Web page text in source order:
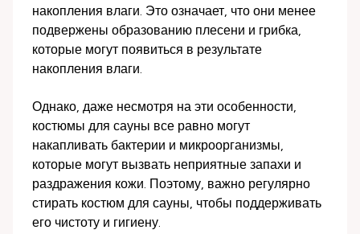
накопления влаги. Это означает, что они менее
подвержены образованию плесени и грибка,
которые могут появиться в результате
накопления влаги.
Однако, даже несмотря на эти особенности,
костюмы для сауны все равно могут
накапливать бактерии и микроорганизмы,
которые могут вызвать неприятные запахи и
раздражения кожи. Поэтому, важно регулярно
стирать костюм для сауны, чтобы поддерживать
его чистоту и гигиену.